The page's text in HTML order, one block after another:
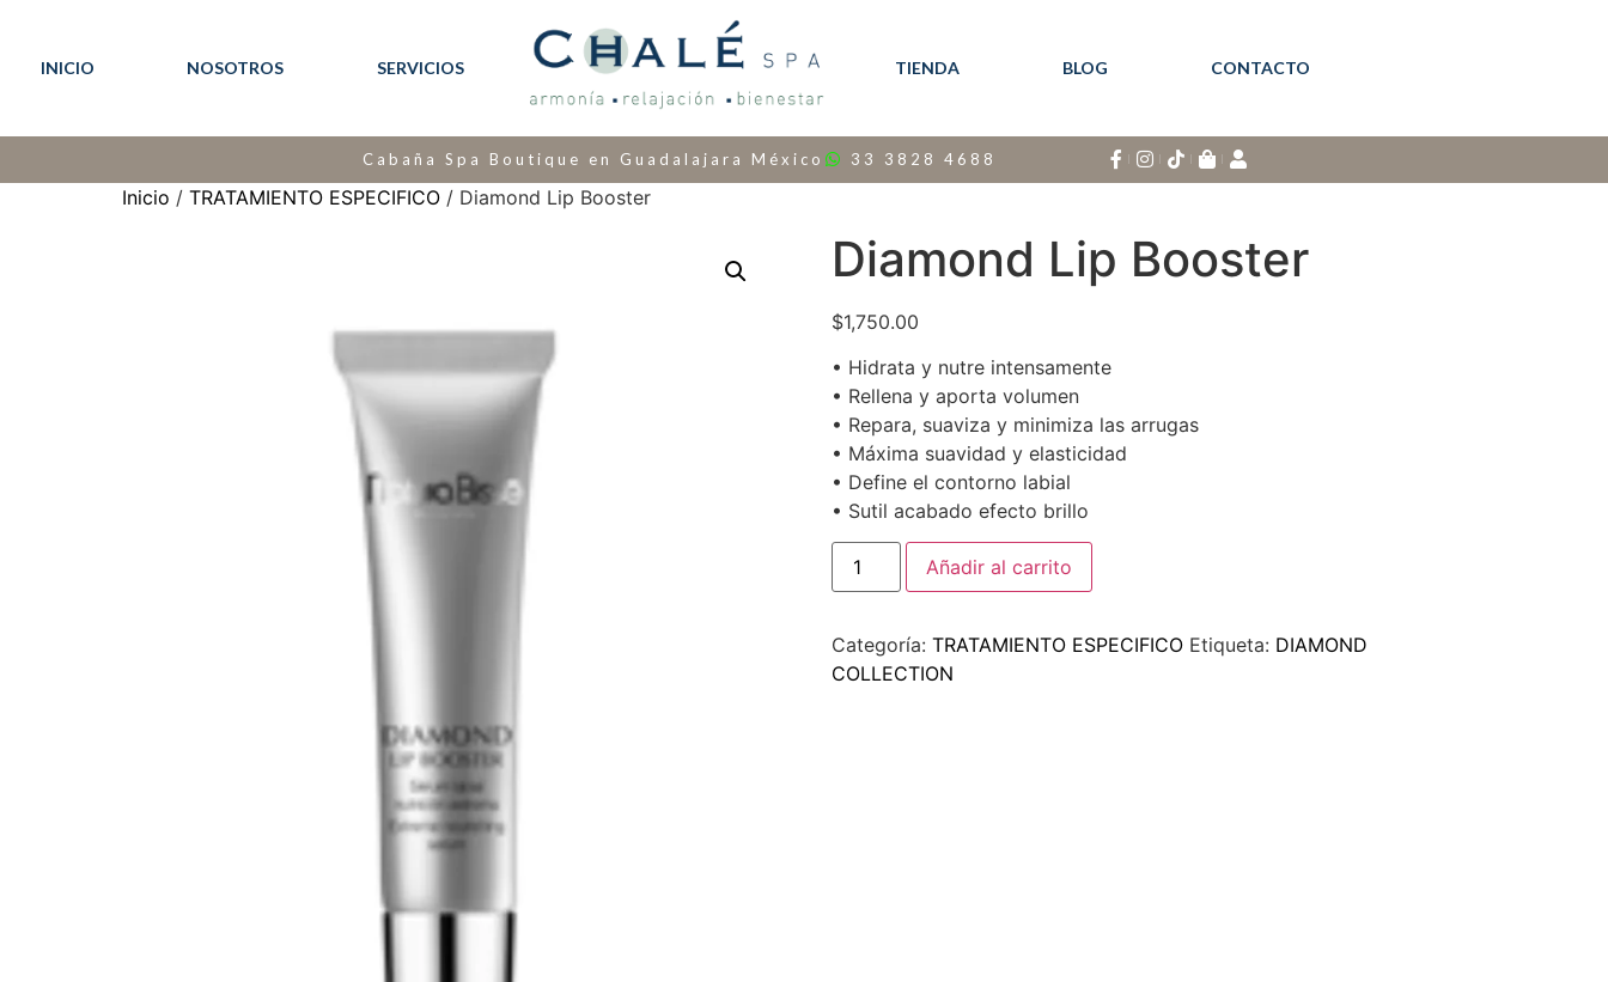
INICIO NOSOTROS SERVICIOS TIENDA BLOG CONTACTO
Cabaña Spa Boutique en Guadalajara México 33 3828 4688
Inicio / TRATAMIENTO ESPECIFICO / Diamond Lip Booster
Diamond Lip Booster
$1,750.00
• Hidrata y nutre intensamente
• Rellena y aporta volumen
• Repara, suaviza y minimiza las arrugas
• Máxima suavidad y elasticidad
• Define el contorno labial
• Sutil acabado efecto brillo
Añadir al carrito
Categoría: TRATAMIENTO ESPECIFICO Etiqueta: DIAMOND
COLLECTION